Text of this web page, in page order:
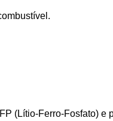
(Lítio-Ferro-Fosfato) e